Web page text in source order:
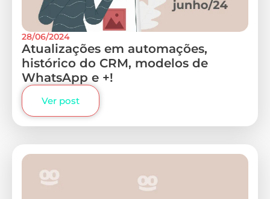
28/06/2024
Atualizações em automações,
histórico do CRM, modelos de
WhatsApp e +!
Ver post